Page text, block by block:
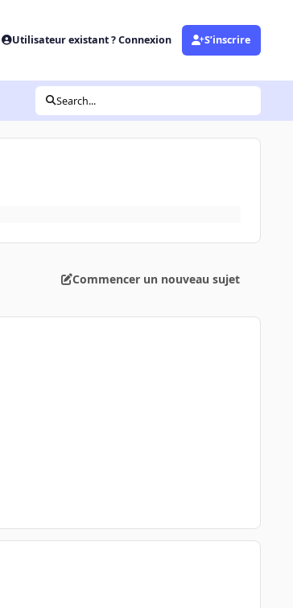
Utilisateur existant ? Connexion S’inscrire
Search...
Commencer un nouveau sujet